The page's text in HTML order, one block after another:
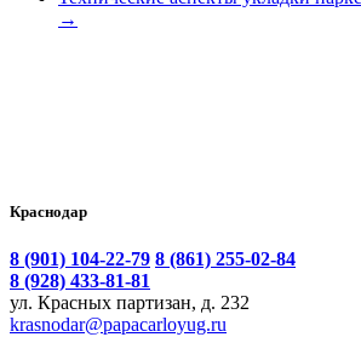
→
Краснодар
8 (901) 104-22-79 8 (861) 255-02-84
8 (928) 433-81-81
ул. Красных партизан, д. 232
krasnodar@papacarloyug.ru